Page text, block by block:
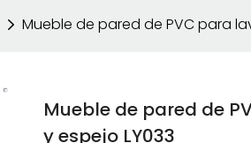
Mueble de pared de PVC para
Mueble de pared de
y espejo LY033